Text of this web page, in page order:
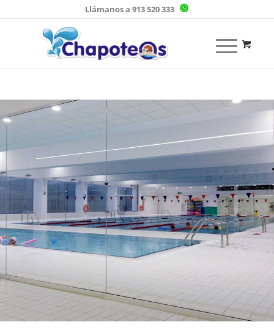
Llámanos a 913 520 333